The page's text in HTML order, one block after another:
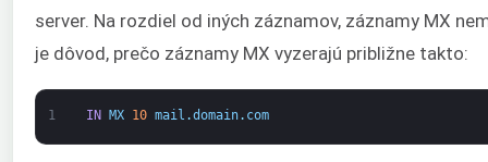
server. Na rozdiel od iných záznamov, záznamy MX
je dôvod, prečo záznamy MX vyzerajú približne takto:
1 IN MX 10 mail .domain. com